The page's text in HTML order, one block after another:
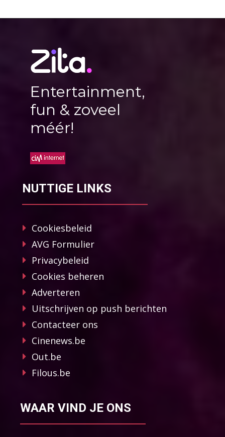
Entertainment,
fun & zoveel
méér!
NUTTIGE LINKS
Cookiesbeleid
AVG Formulier
Privacybeleid
Cookies beheren
Adverteren
Uitschrijven op push berichten
Contacteer ons
Cinenews.be
Out.be
Filous.be
WAAR VIND JE ONS